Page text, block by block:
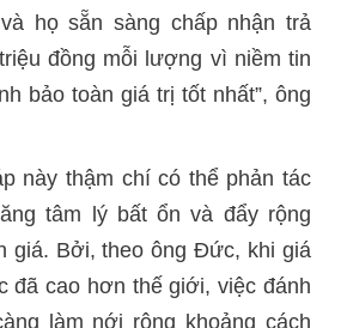
họ sẵn sàng chấp nhận trả
đồng mỗi lượng vì niềm tin
bảo toàn giá trị tốt nhất”, ông
này thậm chí có thể phản tác
tâm lý bất ổn và đẩy rộng
giá. Bởi, theo ông Đức, khi giá
đã cao hơn thế giới, việc đánh
làm nới rộng khoảng cách